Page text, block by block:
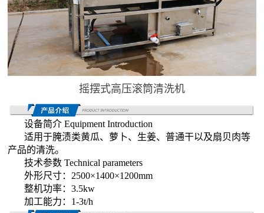
摇摆式高压滚筒清洗机
设备简介 Equipment Introduction
适用于腌渍类黄瓜、萝卜、生姜、普通干以及扇贝肉等
产品的清洗。
技术参数 Technical parameters
外形尺寸： 2500×1400×1200mm
整机功率：3.5kw
加工能力： 1-3t/h